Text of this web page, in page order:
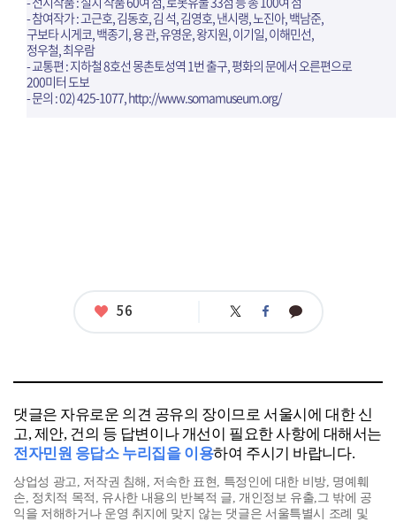
- 참여작가 : 고근호, 김동호, 김 석, 김영호, 낸시랭, 노진아, 백남준,
구보타 시게코, 백종기, 용 관, 유영운, 왕지원, 이기일, 이해민선,
정우철, 최우람
- 교통편 : 지하철 8호선 몽촌토성역 1번 출구, 평화의 문에서 오른편으로
200미터 도보
- 문의 : 02) 425-1077,http://www.somamuseum.org/
좋
56
트
페
카
카
댓글은 자유로운 의견 공유의 장이므로 서울시에 대한 신
고, 제안, 건의 등 답변이나 개선이 필요한 사항에 대해서는
전자민원 응답소 누리집을 이용하여 주시기 바랍니다.
상업성 광고, 저작권 침해, 저속한 표현, 특정인에 대한 비방, 명예훼
손, 정치적 목적, 유사한 내용의 반복적 글, 개인정보 유출,그 밖에 공
익을 저해하거나 운영 취지에 맞지 않는 댓글은 서울특별시 조례 및